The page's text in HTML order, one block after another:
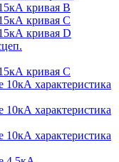
кривая B
кривая C
кривая D
кривая C
характеристика
характеристика
характеристика